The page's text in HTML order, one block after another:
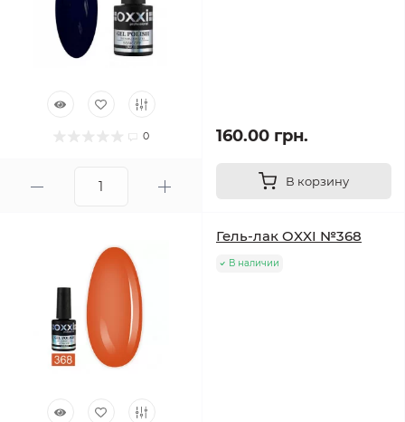
0 160.00 грн.
В корзину
Гель-лак OXXI №368
В наличии